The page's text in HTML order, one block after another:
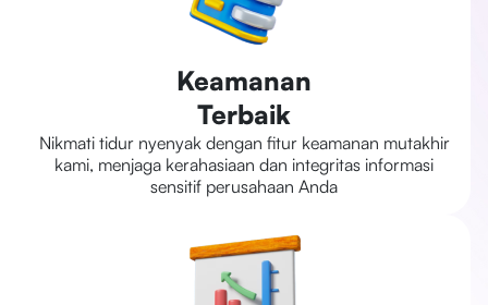
Keamanan
Terbaik
Nikmati tidur nyenyak dengan fitur keamanan mutakhir
kami, menjaga kerahasiaan dan integritas informasi
sensitif perusahaan Anda